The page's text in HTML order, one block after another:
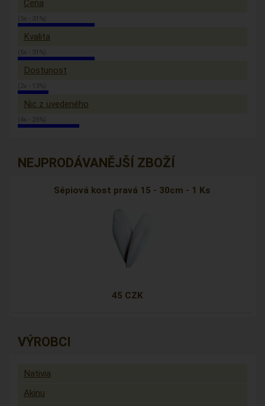
Cena
(5x - 31%)
Kvalita
(5x - 31%)
Dostunost
(2x - 13%)
Nic z uvedeného
(4x - 25%)
NEJPRODÁVANĚJŠÍ ZBOŽÍ
Sépiová kost pravá 15 - 30cm - 1 Ks
45 CZK
VÝROBCI
Nativia
Akinu